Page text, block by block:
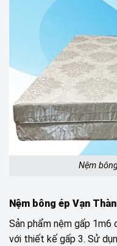
Nệm
Nệm bông ép Vạn
Sản phẩm nệm gấp 1m6
với thiết kế gấp 3. Sử